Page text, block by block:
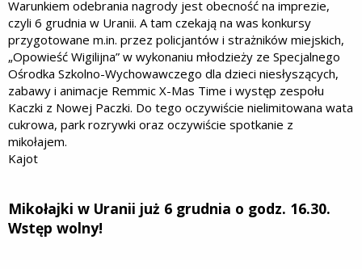
Warunkiem odebrania nagrody jest obecność na imprezie,
czyli 6 grudnia w Uranii. A tam czekają na was konkursy
przygotowane m.in. przez policjantów i strażników miejskich,
„Opowieść Wigilijna” w wykonaniu młodzieży ze Specjalnego
Ośrodka Szkolno-Wychowawczego dla dzieci niesłyszących,
zabawy i animacje Remmic X-Mas Time i występ zespołu
Kaczki z Nowej Paczki. Do tego oczywiście nielimitowana wata
cukrowa, park rozrywki oraz oczywiście spotkanie z
mikołajem.
Kajot
Mikołajki w Uranii już 6 grudnia o godz. 16.30.
Wstęp wolny!